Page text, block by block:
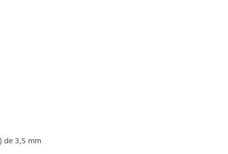
de 3,5 mm